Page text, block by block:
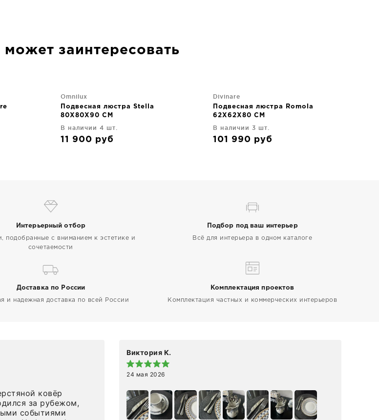
может заинтересовать
Omnilux
Подвесная люстра Stella
80X80X90 CM
В наличии 4 шт.
11 900 руб
Divinare
Подвесная люстра Romola
62X62X80 CM
В наличии 3 шт.
101 990 руб
Интерьерный отбор
подобранные с вниманием к эстетике и
сочетаемости
Подбор под ваш интерьер
Всё для интерьера в одном каталоге
Доставка по России
и надежная доставка по всей России
Комплектация проектов
Комплектация частных и коммерческих интерьеров
ковёр
за рубежом,
событиями
Виктория К.
24 мая 2026